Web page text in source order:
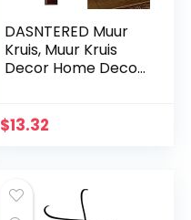
DASNTERED Muur
Kruis, Muur Kruis
Decor Home Decor
Kruis Eenvoudige
$13.32